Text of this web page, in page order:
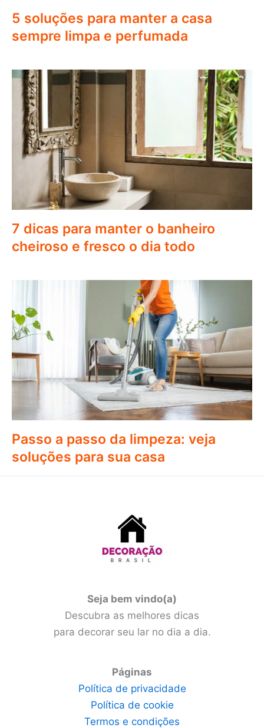
5 soluções para manter a casa
sempre limpa e perfumada
7 dicas para manter o banheiro
cheiroso e fresco o dia todo
Passo a passo da limpeza: veja
soluções para sua casa
Seja bem vindo(a)
Descubra as melhores dicas
para decorar seu lar no dia a dia.
Páginas
Política de privacidade
Política de cookie
Termos e condições